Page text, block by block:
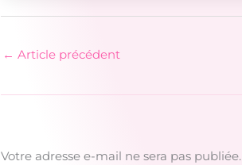
← Article précédent
Votre adresse e-mail ne sera pas publiée.